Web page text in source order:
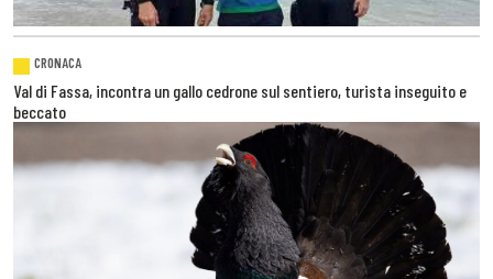
CRONACA
Val di Fassa, incontra un gallo cedrone sul sentiero, turista inseguito e
beccato